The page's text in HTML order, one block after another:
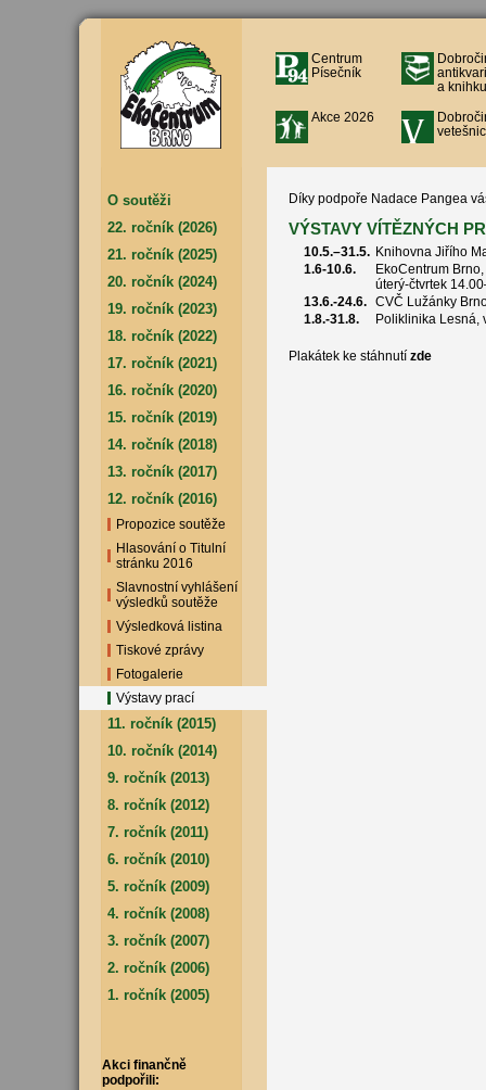
Centrum
Písečník
a
Akce 2026
O soutěži
22. ročník (2026)
21. ročník (2025)
20. ročník (2024)
19. ročník (2023)
18. ročník (2022)
17. ročník (2021)
16. ročník (2020)
15. ročník (2019)
14. ročník (2018)
13. ročník (2017)
12. ročník (2016)
Propozice soutěže
Hlasování o Titulní
stránku 2016
Slavnostní vyhlášení
výsledků soutěže
Výsledková listina
Tiskové zprávy
Fotogalerie
Výstavy prací
11. ročník (2015)
10. ročník (2014)
9. ročník (2013)
8. ročník (2012)
7. ročník (2011)
6. ročník (2010)
5. ročník (2009)
4. ročník (2008)
3. ročník (2007)
2. ročník (2006)
1. ročník (2005)
Akci finančně
podpořili:
Díky podpoře Nadace Pangea
VÝSTAVY VÍTĚZNÝCH
10.5.–31.5. Knihovna Jiřího
1.6-10.6.
EkoCentrum
úterý-čtvrtek
13.6.-24.6.
CVČ Lužánky
1.8.-31.8.
Poliklinika Lesná,
Plakátek ke stáhnutí zde